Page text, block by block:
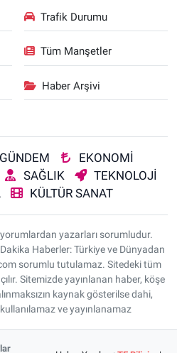
Trafik Durumu
Tüm Manşetler
Haber Arşivi
GÜNDEM
EKONOMİ
SAĞLIK
TEKNOLOJİ
KÜLTÜR SANAT
yazarları sorumludur.
Haberler: Türkiye ve Dünyadan
sorumlu tutulamaz. Sitedeki tüm
Sitemizde yayınlanan haber, köşe
kaynak gösterilse dahi,
ve yayınlanamaz